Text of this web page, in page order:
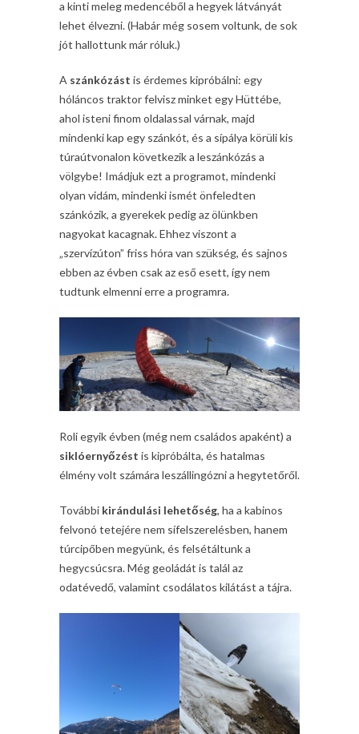
a kinti meleg medencéből a hegyek látványát
lehet élvezni. (Habár még sosem voltunk, de sok
jót hallottunk már róluk.)
A szánkózást is érdemes kipróbálni: egy
hóláncos traktor felvisz minket egy Hüttébe,
ahol isteni finom oldalassal várnak, majd
mindenki kap egy szánkót, és a sípálya körüli kis
túraútvonalon következik a leszánkózás a
völgybe! Imádjuk ezt a programot, mindenki
olyan vidám, mindenki ismét önfeledten
szánkózik, a gyerekek pedig az ölünkben
nagyokat kacagnak. Ehhez viszont a
„szervízúton” friss hóra van szükség, és sajnos
ebben az évben csak az eső esett, így nem
tudtunk elmenni erre a programra.
Roli egyik évben (még nem családos apaként) a
siklóernyőzést is kipróbálta, és hatalmas
élmény volt számára leszállingózni a hegytetőről.
További kirándulási lehetőség, ha a kabinos
felvonó tetejére nem sífelszerelésben, hanem
túrcipőben megyünk, és felsétáltunk a
hegycsúcsra. Még geoládát is talál az
odatévedő, valamint csodálatos kilátást a tájra.